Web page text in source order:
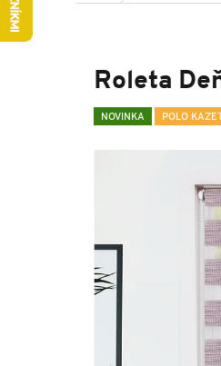
Roleta
NOVINKA POLO